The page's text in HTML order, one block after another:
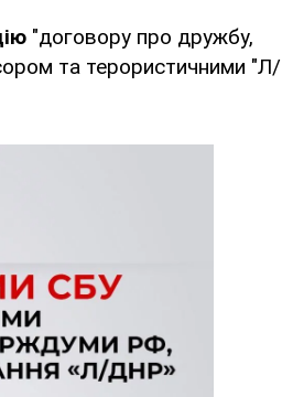
"договору про дружбу,
та терористичними "Л/